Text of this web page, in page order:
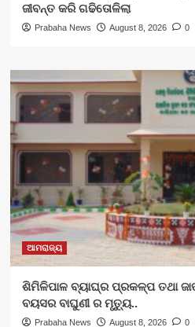
ଜୀବନ୍ତ କରି ଗଢିତୋଳିଲା
Prabaha News August 8, 2026 0
ଆମରାଜ୍ୟ
ଶିମିଳିପାଳ ବ୍ୟାଘ୍ର ପ୍ରକଳ୍ପ ତଥା
ବୟସର ବାଘୁଣୀ ର ମୃତ୍ୟୁ..
Prabaha News August 8, 2026 0